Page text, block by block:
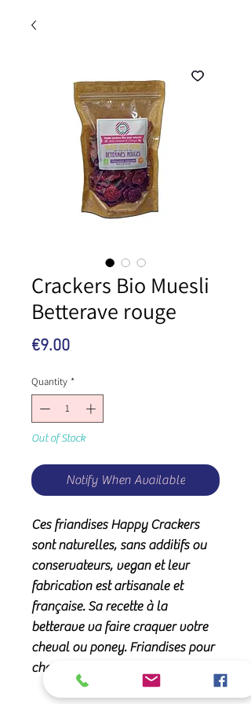
Crackers Bio Muesli
Betterave rouge
€9.00Price
Quantity *
Out of Stock
Notify When Available
Ces friandises Happy Crackers
sont naturelles, sans additifs ou
conservateurs, vegan et leur
fabrication est artisanale et
française. Sa recette à la
betterave va faire craquer votre
cheval ou poney. Friandises pour
cheval